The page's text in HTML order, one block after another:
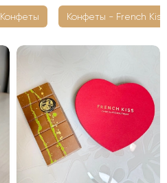
Конфеты Конфеты - French Kiss